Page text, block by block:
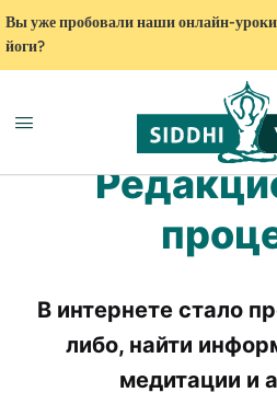
Вы уже пробовали наши онлайн-уроки
йоги?
В интернете стало
либо, найти
медитации и